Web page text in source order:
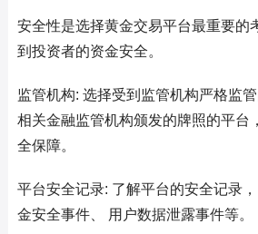
安全性是选择黄金交易平台最重要的
到投资者的资金安全。
监管机构: 选择受到监管机构严格监
相关金融监管机构颁发的牌照的平台
全保障。
平台安全记录: 了解平台的安全记录
金安全事件、 用户数据泄露事件等。